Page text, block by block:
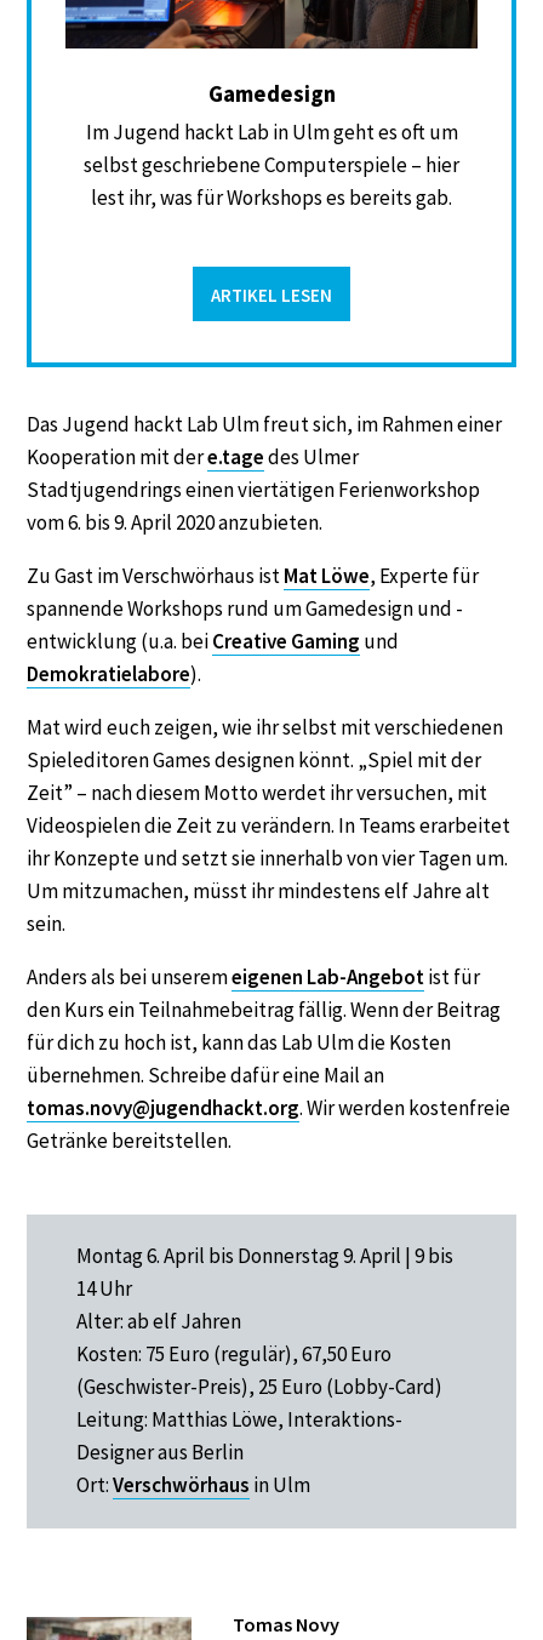
Gamedesign
Im Jugend hackt Lab in Ulm geht es oft um
selbst geschriebene Computerspiele – hier
lest ihr, was für Workshops es bereits gab.
ARTIKEL LESEN
Das Jugend hackt Lab Ulm freut sich, im Rahmen einer
Kooperation mit dere.tagedes Ulmer
Stadtjugendrings einen viertätigen Ferienworkshop
vom 6. bis 9. April 2020 anzubieten.
Zu Gast im Verschwörhaus istMat Löwe, Experte für
spannende Workshops rund um Gamedesign und -
entwicklung (u.a. beiCreative Gaming und
Demokratielabore).
Mat wird euch zeigen, wie ihr selbst mit verschiedenen
Spieleditoren Games designen könnt. „Spiel mit der
Zeit” – nach diesem Motto werdet ihr versuchen, mit
Videospielen die Zeit zu verändern. In Teams erarbeitet
ihr Konzepte und setzt sie innerhalb von vier Tagen um.
Um mitzumachen, müsst ihr mindestens elf Jahre alt
sein.
Anders als bei unseremeigenen Lab-Angebotist für
den Kurs ein Teilnahmebeitrag fällig. Wenn der Beitrag
für dich zu hoch ist, kann das Lab Ulm die Kosten
übernehmen. Schreibe dafür eine Mail an
tomas.novy@jugendhackt.org. Wir werden kostenfreie
Getränke bereitstellen.
Montag 6. April bis Donnerstag 9. April | 9 bis
14 Uhr
Alter: ab elf Jahren
Kosten: 75 Euro (regulär), 67,50 Euro
(Geschwister-Preis), 25 Euro (Lobby-Card)
Leitung: Matthias Löwe, Interaktions-
Designer aus Berlin
Ort:Verschwörhaus in Ulm
Tomas Novy